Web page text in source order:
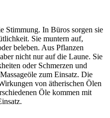
Stimmung. In Büros sorgen sie
Sie muntern auf,
beleben. Aus Pflanzen
nicht nur auf die Laune. Sie
oder Schmerzen und
zum Einsatz. Die
von ätherischen Ölen
Öle kommen mit